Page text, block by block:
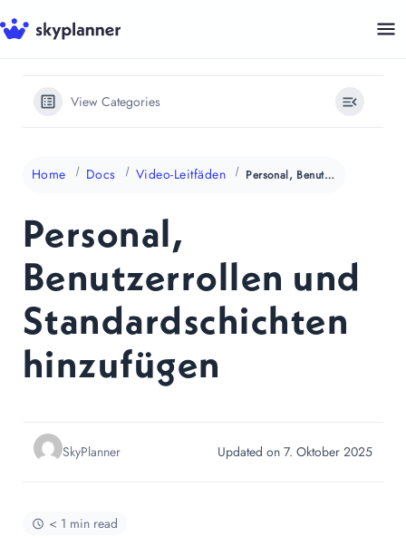
Zum
Inhalt
View Categories
Home Docs Video-Leitfäden Personal, Benutzerrollen und Standardschichten hinzufügen
Personal,
Benutzerrollen und
Standardschichten
hinzufügen
SkyPlanner Updated on 7. Oktober 2025
< 1 min read